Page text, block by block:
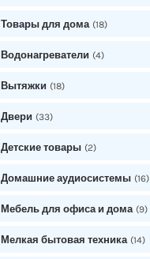
Товары для дома (18)
Водонагреватели (4)
Вытяжки (18)
Двери (33)
Детские товары (2)
Домашние аудиосистемы (16)
Мебель для офиса и дома (9)
Мелкая бытовая техника (14)